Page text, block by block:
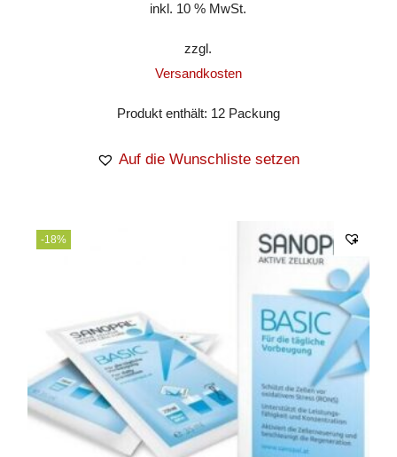
inkl. 10 % MwSt.
zzgl.
Versandkosten
Produkt enthält: 12 Packung
Auf die Wunschliste setzen
-18%